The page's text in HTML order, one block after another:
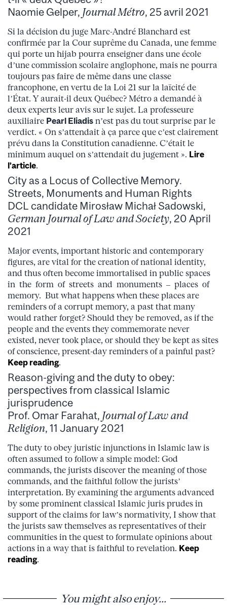
Naomie Gelper, Journal Métro, 25 avril 2021
Si la décision du juge Marc-André Blanchard est
confirmée par la Cour suprême du Canada, une femme
qui porte un hijab pourra enseigner dans une école
d’une commission scolaire anglophone, mais ne pourra
toujours pas faire de même dans une classe
francophone, en vertu de la Loi 21 sur la laïcité de
l’État. Y aurait-il deux Québec? Métro a demandé à
deux experts leur avis sur le sujet. La professeure
auxiliaire Pearl Eliadis n’est pas du tout surprise par le
verdict. « On s’attendait à ça parce que c’est clairement
prévu dans la Constitution canadienne. C’était le
minimum auquel on s’attendait du jugement ». Lire
l’article.
City as a Locus of Collective Memory.
Streets, Monuments and Human Rights
DCL candidate Mirosław Michał Sadowski,
German Journal of Law and Society, 20 April
2021
Major events, important historic and contemporary
figures, are vital for the creation of national identity,
and thus often become immortalised in public spaces
in the form of streets and monuments – places of
memory. But what happens when these places are
reminders of a corrupt memory, a past that many
would rather forget? Should they be removed, as if the
people and the events they commemorate never
existed, never took place, or should they be kept as sites
of conscience, present-day reminders of a painful past?
Keep reading.
Reason-giving and the duty to obey:
perspectives from classical Islamic
jurisprudence
Prof. Omar Farahat, Journal of Law and
Religion, 11 January 2021
The duty to obey juristic injunctions in Islamic law is
often assumed to follow a simple model: God
commands, the jurists discover the meaning of those
commands, and the faithful follow the jurists’
interpretation. By examining the arguments advanced
by some prominent classical Islamic juris prudes in
support of the claims for law’s normativity, I show that
the jurists saw themselves as representatives of their
communities in the quest to formulate opinions about
actions in a way that is faithful to revelation. Keep
reading.
You might also enjoy...